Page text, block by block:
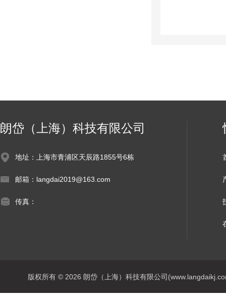
朗岱（上海）科技有限公司
地址：上海市青浦区天辰路1855号6栋
邮箱：langdai2019@163.com
传真：
版权所有 © 2026 朗岱（上海）科技有限公司